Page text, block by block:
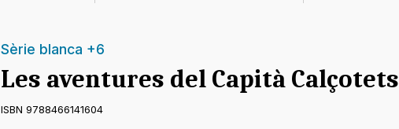
Sèrie blanca +6
Les aventures del Capità Calçotets
ISBN 9788466141604